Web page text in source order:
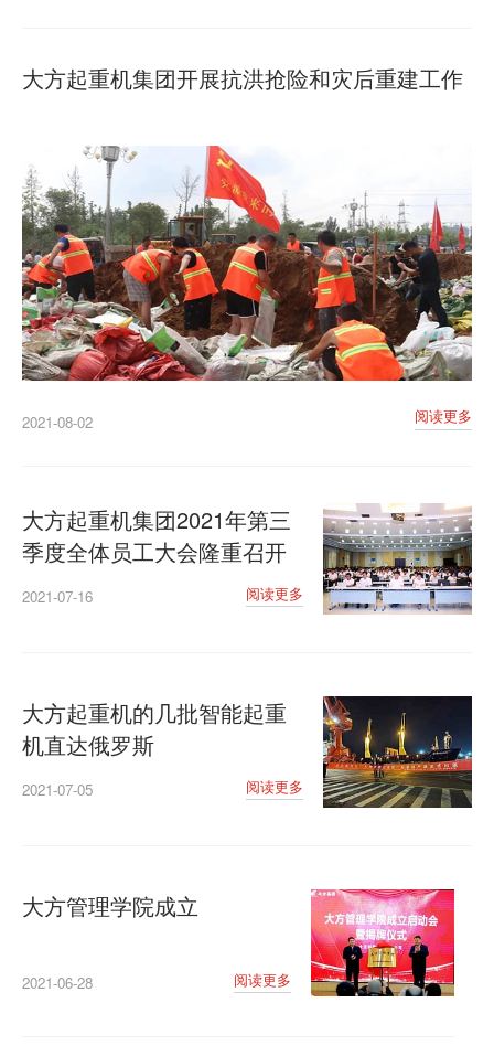
大方起重机集团开展抗洪抢险和灾后重建工作
2021-08-02 阅读更多
大方起重机集团2021年第三
季度全体员工大会隆重召开
2021-07-16 阅读更多
大方起重机的几批智能起重
机直达俄罗斯
2021-07-05 阅读更多
大方管理学院成立
2021-06-28 阅读更多